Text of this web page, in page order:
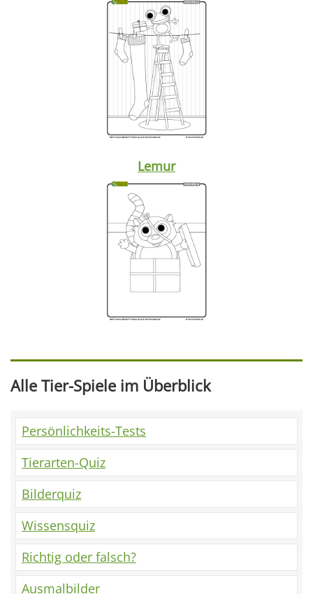
Lemur
Alle Tier-Spiele im Überblick
Persönlichkeits-Tests
Tierarten-Quiz
Bilderquiz
Wissensquiz
Richtig oder falsch?
Ausmalbilder